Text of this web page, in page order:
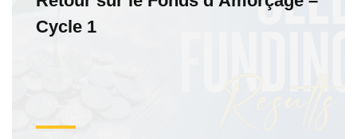
Cycle 1